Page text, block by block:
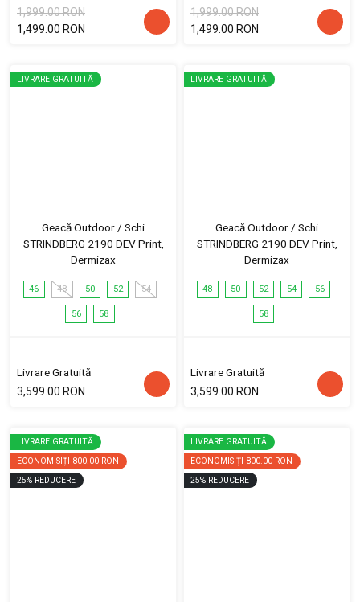
1,999.00 RON
1,499.00 RON
1,999.00 RON
1,499.00 RON
LIVRARE GRATUITĂ
Geacă Outdoor / Schi
STRINDBERG 2190 DEV Print,
Dermizax
46 48 50 52 54
56 58
Livrare Gratuită
3,599.00 RON
LIVRARE GRATUITĂ
Geacă Outdoor / Schi
STRINDBERG 2190 DEV Print,
Dermizax
48 50 52 54 56
58
Livrare Gratuită
3,599.00 RON
LIVRARE GRATUITĂ
ECONOMISIȚI 800.00 RON
25% REDUCERE
LIVRARE GRATUITĂ
ECONOMISIȚI 800.00 RON
25% REDUCERE